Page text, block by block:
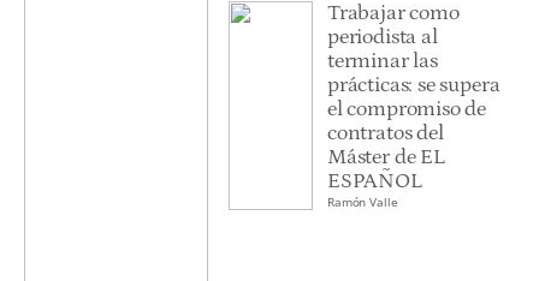
Trabajar como
periodista al
terminar las
prácticas: se supera
el compromiso de
contratos del
Máster de EL
ESPAÑOL
Ramón Valle